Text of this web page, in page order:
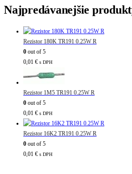
Najpredávanejšie
Rezistor 180K TR191 0.25W R
0 out of 5
0,01 € s DPH
Rezistor 1M5 TR191 0.25W R
0 out of 5
0,01 € s DPH
Rezistor 16K2 TR191 0.25W R
0 out of 5
0,01 € s DPH